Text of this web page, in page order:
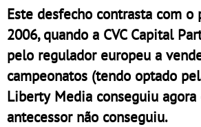
Este desfecho contrasta com o
2006, quando a CVC Capital
pelo regulador europeu a
campeonatos (tendo optado
Liberty Media conseguiu
antecessor não conseguiu.